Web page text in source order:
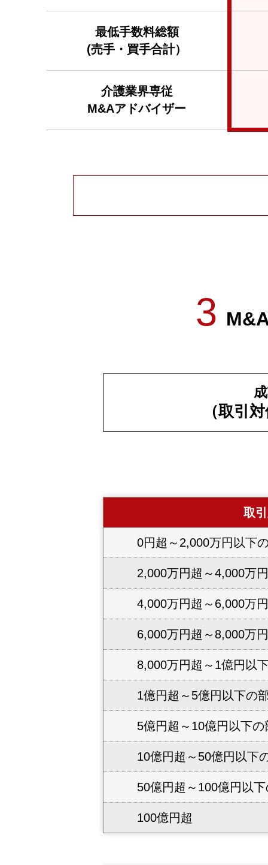
最低手数料総額
(売手・買手合計）
介護業界専従
M&Aアドバイザー
3
（取引
取
0円超～2,000万円以下
2,000万円超～4,000万
4,000万円超～6,000万
6,000万円超～8,000万
8,000万円超～1億円以
1億円超～5億円以下の
5億円超～10億円以下の
10億円超～50億円以下
50億円超～100億円以
100億円超